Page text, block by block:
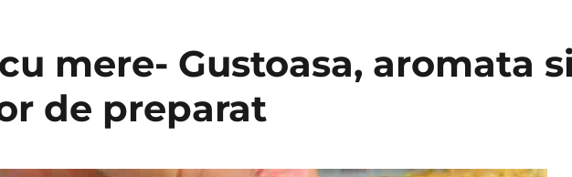
mere- Gustoasa, aromata si
de preparat